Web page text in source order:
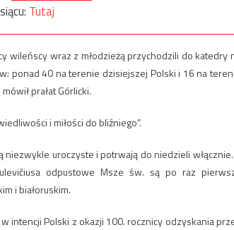
Tutaj
wileńscy wraz z młodzieżą przychodzili do katedry
ponad 40 na terenie dzisiejszej Polski i 16 na
prałat Górlicki.
i miłości do bliźniego”.
uroczyste i potrwają do niedzieli
odpustowe Msze św. są po raz
i białoruskim.
intencji Polski z okazji 100. rocznicy odzyskania